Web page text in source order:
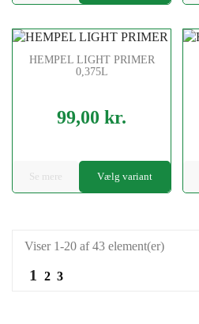
HEMPEL LIGHT PRIMER
0,375L
99,00 kr.
Se mere Vælg variant
Viser 1-20 af 43 element(er)
1 2 3